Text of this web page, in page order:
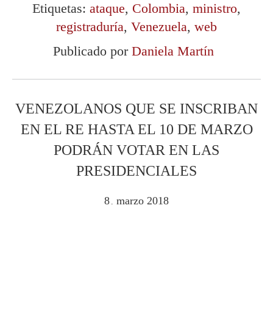
Etiquetas: ataque, Colombia, ministro,
registraduría, Venezuela, web
Publicado por Daniela Martín
VENEZOLANOS QUE SE INSCRIBAN
EN EL RE HASTA EL 10 DE MARZO
PODRÁN VOTAR EN LAS
PRESIDENCIALES
8 . marzo 2018